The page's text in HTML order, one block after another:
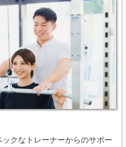
クなトレーナーからのサポー